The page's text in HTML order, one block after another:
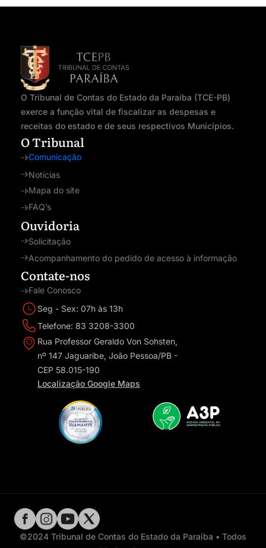
O Tribunal de Contas do Estado da Paraíba (TCE-PB)
exerce a função vital de fiscalizar as despesas e
receitas do estado e de seus respectivos Municípios.
O Tribunal
Comunicação
Notícias
Mapa do site
FAQ’s
Ouvidoria
Solicitação
Acompanhamento do pedido de acesso à informação
Contate-nos
Fale Conosco
Seg - Sex: 07h às 13h
Telefone: 83 3208-3300
Rua Professor Geraldo Von Sohsten,
nº 147 Jaguaribe, João Pessoa/PB -
CEP 58.015-190
Localização Google Maps
©2024 Tribunal de Contas do Estado da Paraíba • Todos